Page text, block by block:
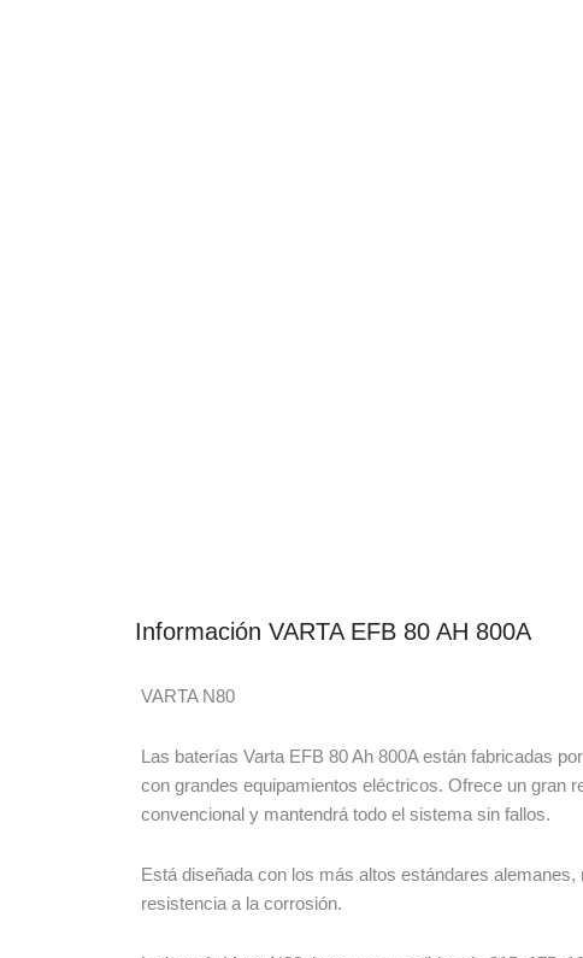
Información VARTA EFB 80 AH 800A
VARTA N80
Las baterías Varta EFB 80 Ah 800A están fabricadas
con grandes equipamientos eléctricos. Ofrece un gran
convencional y mantendrá todo el sistema sin fallos.
Está diseñada con los más altos estándares
resistencia a la corrosión.